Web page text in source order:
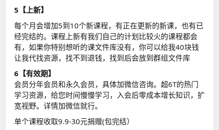
5【上新】
每个月会增加5到10个新课程，有正在更新的新课，也有已
经完结的。课程上新有我们自己的计划比较火的课程都会
有，如果你特别想听的课文件库没有，你可以给我40块钱
让我代找资源，找不到退钱，找到后会放到群组文件库
6【有效期】
会员分年会员和永久会员，具体加微信咨询。超6T的热门
学习资源，给您时间慢慢学习，入会后零成本增长知识，扩
宽视野。详情加微信就行。
单个课程收取9.9-30元捐赠(包完结）